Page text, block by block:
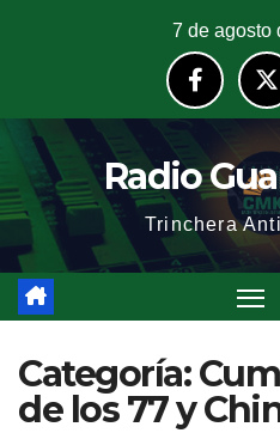
7 de agosto
Radio
Trinchera
Categoría:
de los 77 y